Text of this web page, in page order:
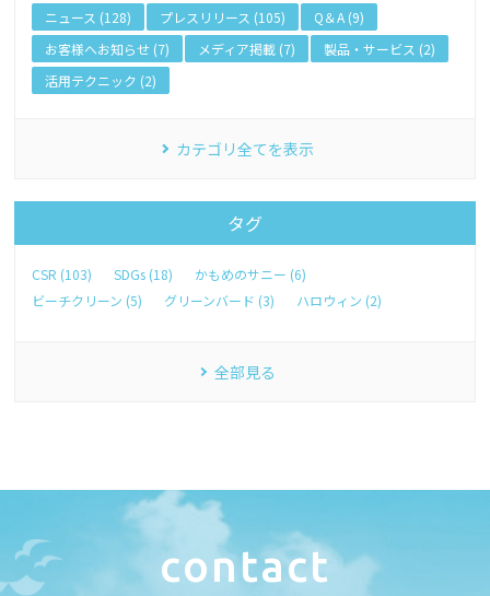
ニュース (128) プレスリリース (105)
Q＆A (9)
お客様へお知らせ (7)
メディア掲載 (7)
製品・サービス (2)
活用テクニック (2)
カテゴリ全てを表示
タグ
CSR (103) SDGs (18)
かもめのサニー (6)
ビーチクリーン (5)
グリーンバード (3) ハロウィン (2)
全部見る
contact